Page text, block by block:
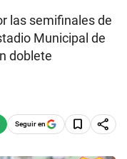
las semifinales de
Municipal de
doblete
Seguir en